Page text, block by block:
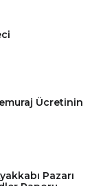
Ücretinin
Pazarı